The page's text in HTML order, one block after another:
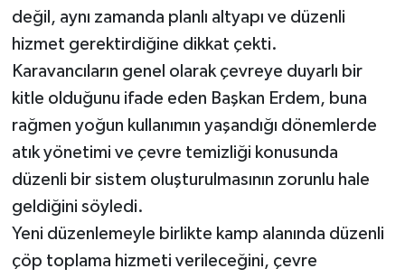
değil, aynı zamanda planlı altyapı ve düzenli
hizmet gerektirdiğine dikkat çekti.
Karavancıların genel olarak çevreye duyarlı bir
kitle olduğunu ifade eden Başkan Erdem, buna
rağmen yoğun kullanımın yaşandığı dönemlerde
atık yönetimi ve çevre temizliği konusunda
düzenli bir sistem oluşturulmasının zorunlu hale
geldiğini söyledi.
Yeni düzenlemeyle birlikte kamp alanında düzenli
çöp toplama hizmeti verileceğini, çevre